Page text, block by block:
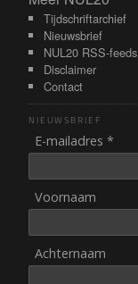
Tijdschriftarchief
Nieuwsbrief
NUL20 RSS-feeds
Disclaimer
Contact
NIEUWSBRIEF
E-mailadres *
Voornaam
Achternaam